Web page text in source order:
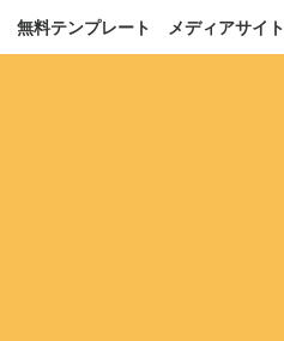
無料テンプレート メディアサイト